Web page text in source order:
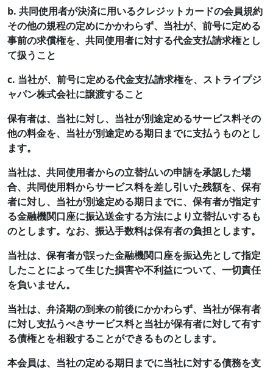
b. 共同使用者が決済に用いるクレジットカードの会員規約
その他の規程の定めにかかわらず、当社が、前号に定める
事前の求償権を、共同使用者に対する代金支払請求権とし
て扱うこと
c. 当社が、前号に定める代金支払請求権を、ストライプジ
ャパン株式会社に譲渡すること
保有者は、当社に対し、当社が別途定めるサービス料その
他の料金を、当社が別途定める期日までに支払うものとし
ます。
当社は、共同使用者からの立替払いの申請を承認した場
合、共同使用料からサービス料を差し引いた残額を、保有
者に対し、当社が別途定める期日までに、保有者が指定す
る金融機関口座に振込送金する方法により立替払いするも
のとします。なお、振込手数料は保有者の負担とします。
当社は、保有者が誤った金融機関口座を振込先として指定
したことによって生じた損害や不利益について、一切責任
を負いません。
当社は、弁済期の到来の前後にかかわらず、当社が保有者
に対し支払うべきサービス料と当社が保有者に対して有す
る債権とを相殺することができるものとします。
本会員は、当社の定める期日までに当社に対する債務を支